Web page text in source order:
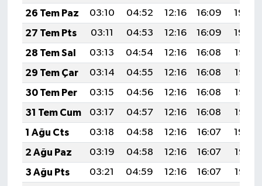
26 Tem Paz
03:10 04:52 12:16 16:09
19:30
27 Tem Pts
03:11 04:53 12:16 16:09
19:29
28 Tem Sal
03:13 04:54 12:16 16:08
19:28
29 Tem Çar
03:14 04:55 12:16 16:08
19:27
30 Tem Per
03:15 04:56 12:16 16:08
19:26
31 Tem Cum
03:17 04:57 12:16 16:08
19:25
1 Ağu Cts
03:18 04:58 12:16 16:07
19:24
2 Ağu Paz
03:19 04:58 12:16 16:07
19:23
3 Ağu Pts
03:21 04:59 12:16 16:07
19:22